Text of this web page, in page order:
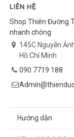
LIÊN HỆ
Shop Thiên Đường
nhanh chóng
145C Nguyễn
Hồ Chí Minh
090 7719 188
Hướng dẫn